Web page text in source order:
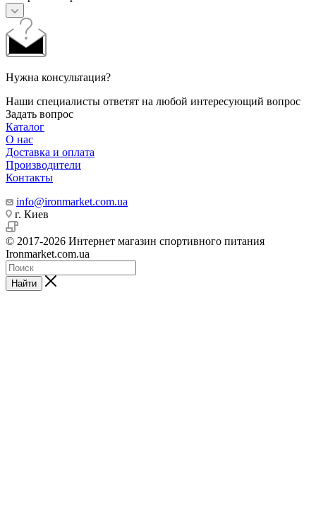
Нужна консультация?
Наши специалисты ответят на любой интересующий вопрос
Задать вопрос
Каталог
О нас
Доставка и оплата
Производители
Контакты
info@ironmarket.com.ua
г. Киев
© 2017-2026 Интернет магазин спортивного питания
Ironmarket.com.ua
Найти